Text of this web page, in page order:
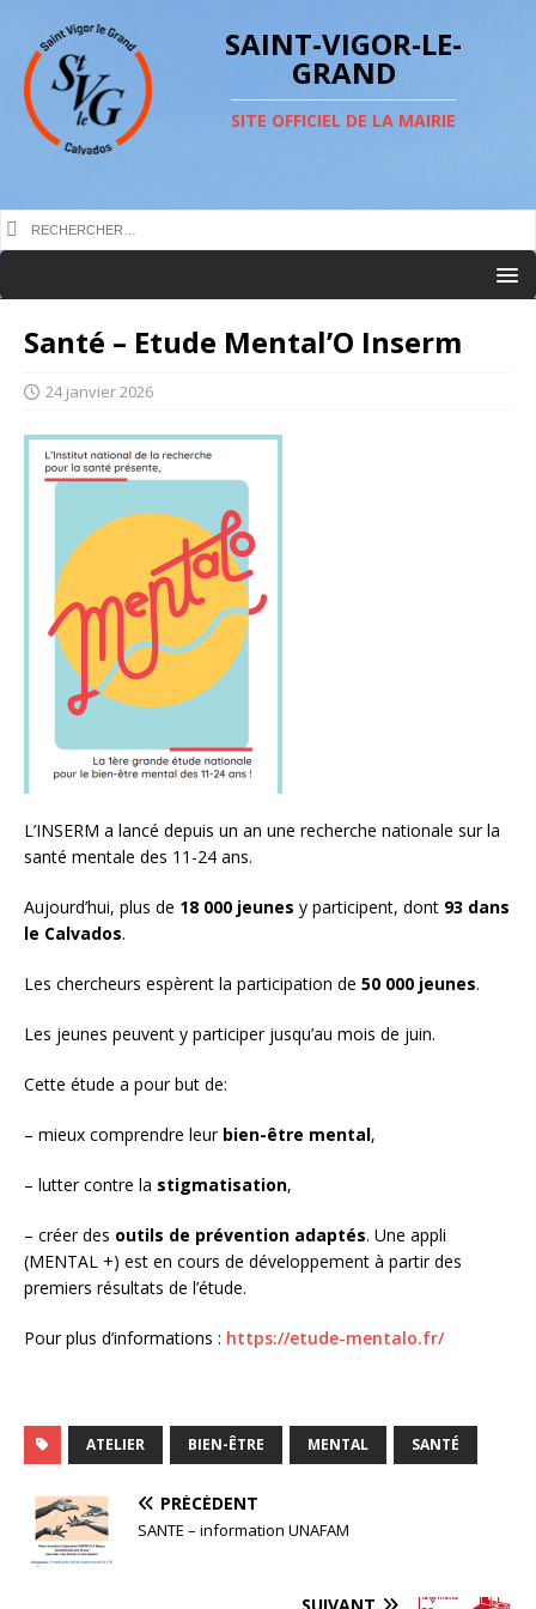
SAINT-VIGOR-LE-
GRAND
SITE OFFICIEL DE LA MAIRIE
Santé – Etude Mental’O Inserm
24 janvier 2026
L’INSERM a lancé depuis un an une recherche nationale sur la
santé mentale des 11-24 ans.
Aujourd’hui, plus de 18 000 jeunes y participent, dont 93 dans
le Calvados.
Les chercheurs espèrent la participation de 50 000 jeunes.
Les jeunes peuvent y participer jusqu’au mois de juin.
Cette étude a pour but de:
– mieux comprendre leur bien-être mental,
– lutter contre la stigmatisation,
– créer des outils de prévention adaptés. Une appli
(MENTAL +) est en cours de développement à partir des
premiers résultats de l’étude.
Pour plus d’informations : https://etude-mentalo.fr/
ATELIER BIEN-ÊTRE MENTAL SANTÉ
PRÉCÉDENT
SANTE – information UNAFAM
SUIVANT